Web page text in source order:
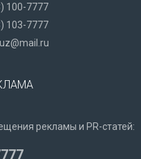
100-7777
103-7777
рекламы и PR-статей: